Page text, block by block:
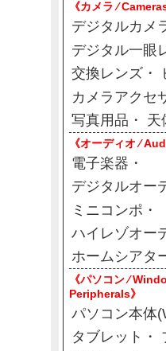
《カメラ ⁄
デジタルカメ
デジタル一眼
交換レンズ
カメラアクセ
写真用品
天
《オーディオ ⁄
電子楽器
デジタルオー
ミニコンポ
ハイレゾオー
ホームシアタ
《パソコン ⁄
Peripherals》
パソコン本体
タブレット